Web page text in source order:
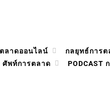
ลาดออนไลน์ กลยุทธ์การ
ศัพท์การตลาด PODCAST